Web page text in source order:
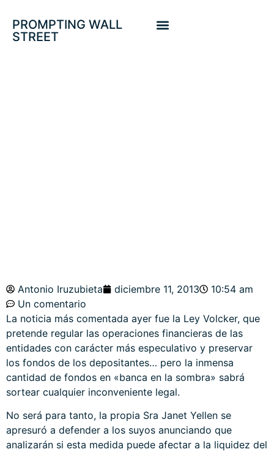
PROMPTING WALL
STREET
Antonio Iruzubieta diciembre 11, 2013
10:54 am
Un comentario
La noticia más comentada ayer fue la Ley Volcker, que
pretende regular las operaciones financieras de las
entidades con carácter más especulativo y preservar
los fondos de los depositantes… pero la inmensa
cantidad de fondos en «banca en la sombra» sabrá
sortear cualquier inconveniente legal.
No será para tanto, la propia Sra Janet Yellen se
apresuró a defender a los suyos anunciando que
analizarán si esta medida puede afectar a la liquidez del